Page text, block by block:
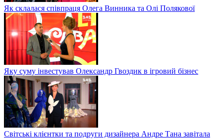
Як склалася співпраця Олега Винника та Олі Полякової
Яку суму інвестував Олександр Гвоздик в ігровий бізнес
Світські клієнтки та подруги дизайнера Андре Тана завітала